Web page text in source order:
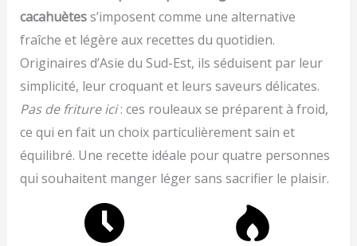
cacahuètess’imposent comme une alternative
fraîche et légère aux recettes du quotidien.
Originaires d’Asie du Sud-Est, ils séduisent par leur
simplicité, leur croquant et leurs saveurs délicates.
Pas de friture ici: ces rouleaux se préparent à froid,
ce qui en fait un choix particulièrement sain et
équilibré. Une recette idéale pour quatre personnes
qui souhaitent manger léger sans sacrifier le plaisir.